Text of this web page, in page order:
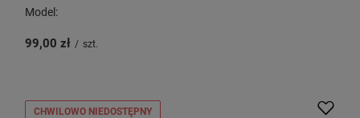
Model:
99,00 zł / szt.
CHWILOWO NIEDOSTĘPNY